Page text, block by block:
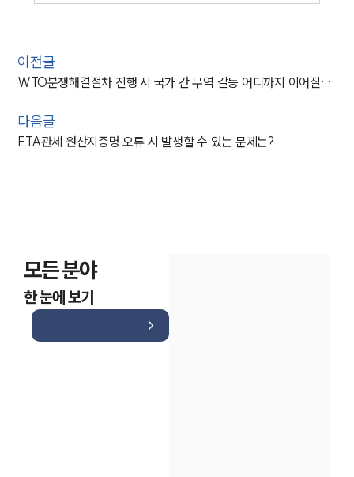
이전글
WTO분쟁해결절차 진행 시 국가 간 무역 갈등 어디까지 이어질까?
다음글
FTA관세 원산지증명 오류 시 발생할 수 있는 문제는?
모든 분야
한 눈에 보기